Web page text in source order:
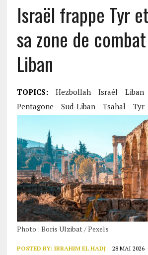
Israël frappe Tyr
sa zone de
Liban
TOPICS: Hezbollah Israél Liban
Pentagone
Sud-Liban Tsahal Tyr
Photo : Boris Ulzibat / Pexels
POSTED BY: IBRAHIM EL HADJ 28 MAI 2026